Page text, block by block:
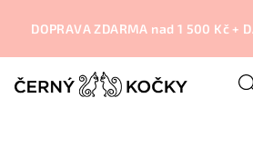
DOPRAVA ZDARMA nad 1 500 Kč +